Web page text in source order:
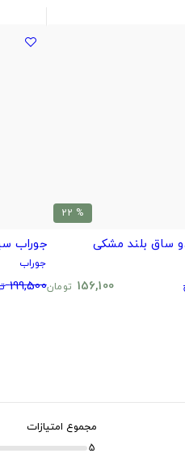
% 22
ساق بلند مشکی
156,100 تومان
جوراب
جوراب
199,500
مجموع امتیازات
5